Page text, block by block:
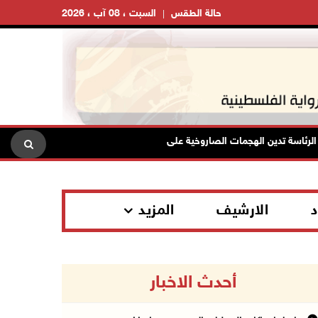
السبت ، 08 آب ، 2026 حالة الطقس
تدين الهجمات الصاروخية على المملكة العربية السعودية والجمهورية اليمنية
الارشيف المزيد
أحدث الاخبار